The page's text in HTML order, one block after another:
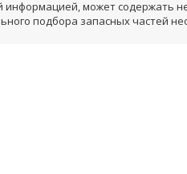
информацией, может содержать
подбора запасных частей